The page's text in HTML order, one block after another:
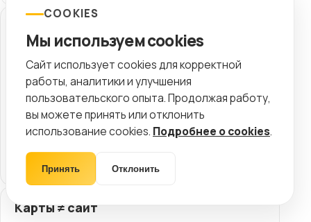
Когда одна услуга живёт на нескольких URL, а
профили врачей повторяются без логики
перелинковки, релевантность
размазывается. Поиску сложнее понять
главную страницу, а пациенту сложнее
выбрать путь.
Карты ≠ сайт
COOKIES
Мы используем cookies
Сайт использует cookies для корректной
работы, аналитики и улучшения
пользовательского опыта. Продолжая работу,
вы можете принять или отклонить
использование cookies. Подробнее о cookies.
Принять Отклонить